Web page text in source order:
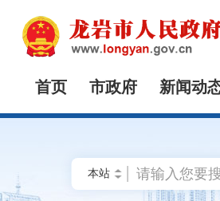
首页 市政府 新闻动